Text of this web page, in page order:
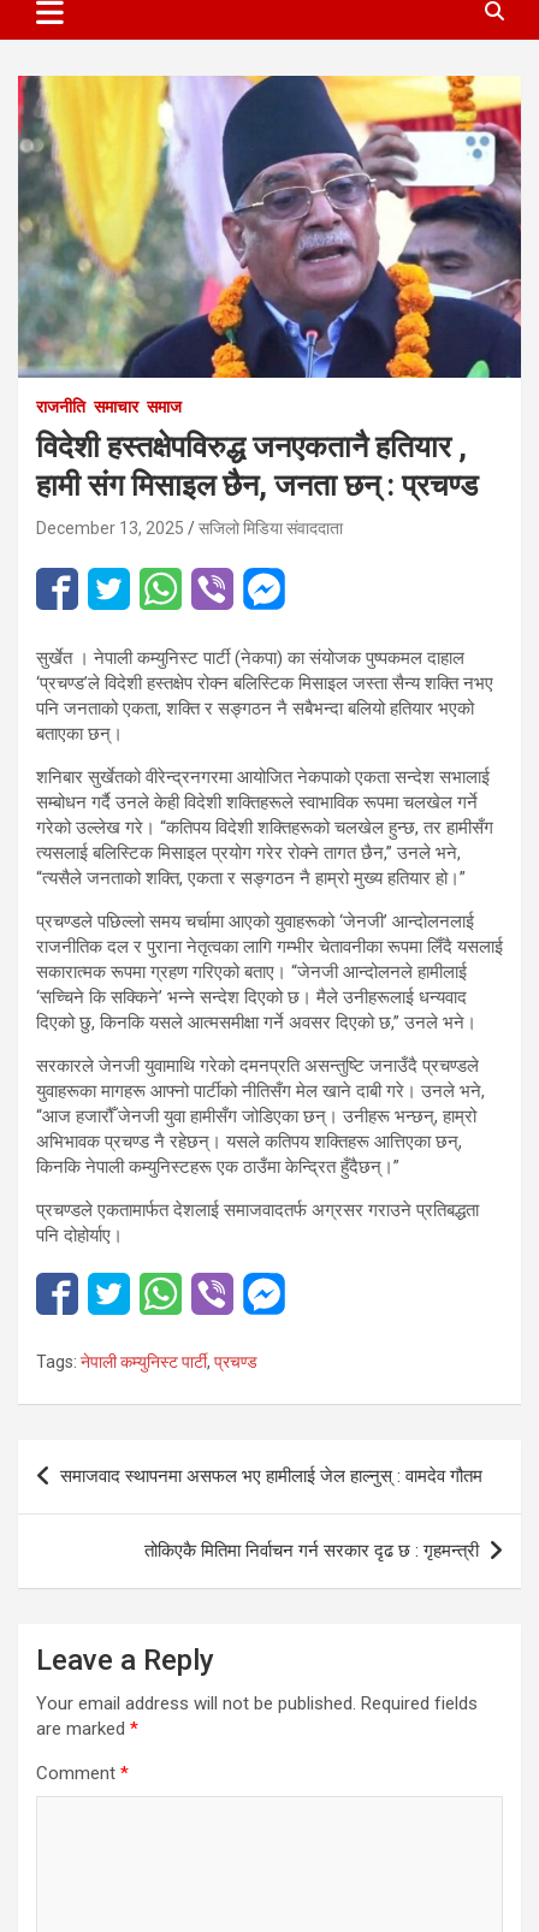
राजनीति समाचार समाज
विदेशी हस्तक्षेपविरुद्ध जनएकतानै हतियार ,
हामी संग मिसाइल छैन, जनता छन् : प्रचण्ड
December 13, 2025 सजिलो मिडिया संवाददाता
सुर्खेत । नेपाली कम्युनिस्ट पार्टी (नेकपा) का संयोजक पुष्पकमल दाहाल
‘प्रचण्ड’ले विदेशी हस्तक्षेप रोक्न बलिस्टिक मिसाइल जस्ता सैन्य शक्ति नभए
पनि जनताको एकता, शक्ति र सङ्गठन नै सबैभन्दा बलियो हतियार भएको
बताएका छन्।
शनिबार सुर्खेतको वीरेन्द्रनगरमा आयोजित नेकपाको एकता सन्देश सभालाई
सम्बोधन गर्दै उनले केही विदेशी शक्तिहरूले स्वाभाविक रूपमा चलखेल गर्ने
गरेको उल्लेख गरे। “कतिपय विदेशी शक्तिहरूको चलखेल हुन्छ, तर हामीसँग
त्यसलाई बलिस्टिक मिसाइल प्रयोग गरेर रोक्ने तागत छैन,” उनले भने,
“त्यसैले जनताको शक्ति, एकता र सङ्गठन नै हाम्रो मुख्य हतियार हो।”
प्रचण्डले पछिल्लो समय चर्चामा आएको युवाहरूको ‘जेनजी’ आन्दोलनलाई
राजनीतिक दल र पुराना नेतृत्वका लागि गम्भीर चेतावनीका रूपमा लिँदै यसलाई
सकारात्मक रूपमा ग्रहण गरिएको बताए। “जेनजी आन्दोलनले हामीलाई
‘सच्चिने कि सक्किने’ भन्ने सन्देश दिएको छ। मैले उनीहरूलाई धन्यवाद
दिएको छु, किनकि यसले आत्मसमीक्षा गर्ने अवसर दिएको छ,” उनले भने।
सरकारले जेनजी युवामाथि गरेको दमनप्रति असन्तुष्टि जनाउँदै प्रचण्डले
युवाहरूका मागहरू आफ्नो पार्टीको नीतिसँग मेल खाने दाबी गरे। उनले भने,
“आज हजारौँ जेनजी युवा हामीसँग जोडिएका छन्। उनीहरू भन्छन्, हाम्रो
अभिभावक प्रचण्ड नै रहेछन्। यसले कतिपय शक्तिहरू आत्तिएका छन्,
किनकि नेपाली कम्युनिस्टहरू एक ठाउँमा केन्द्रित हुँदैछन्।”
प्रचण्डले एकतामार्फत देशलाई समाजवादतर्फ अग्रसर गराउने प्रतिबद्धता
पनि दोहोर्याए।
Tags: नेपाली कम्युनिस्ट पार्टी, प्रचण्ड
Post
navigation
समाजवाद स्थापनमा असफल भए हामीलाई जेल हाल्नुस् : वामदेव गौतम
तोकिएकै मितिमा निर्वाचन गर्न सरकार दृढ छ : गृहमन्त्री
Leave a Reply
Your email address will not be published. Required fields
are marked *
Comment *